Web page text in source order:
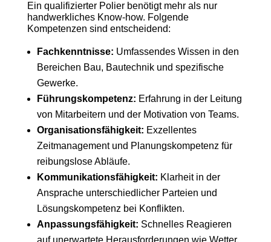
Ein qualifizierter Polier benötigt mehr als nur
handwerkliches Know-how. Folgende
Kompetenzen sind entscheidend:
Fachkenntnisse: Umfassendes Wissen in den
Bereichen Bau, Bautechnik und spezifische
Gewerke.
Führungskompetenz: Erfahrung in der Leitung
von Mitarbeitern und der Motivation von Teams.
Organisationsfähigkeit: Exzellentes
Zeitmanagement und Planungskompetenz für
reibungslose Abläufe.
Kommunikationsfähigkeit: Klarheit in der
Ansprache unterschiedlicher Parteien und
Lösungskompetenz bei Konflikten.
Anpassungsfähigkeit: Schnelles Reagieren
auf unerwartete Herausforderungen wie Wetter,